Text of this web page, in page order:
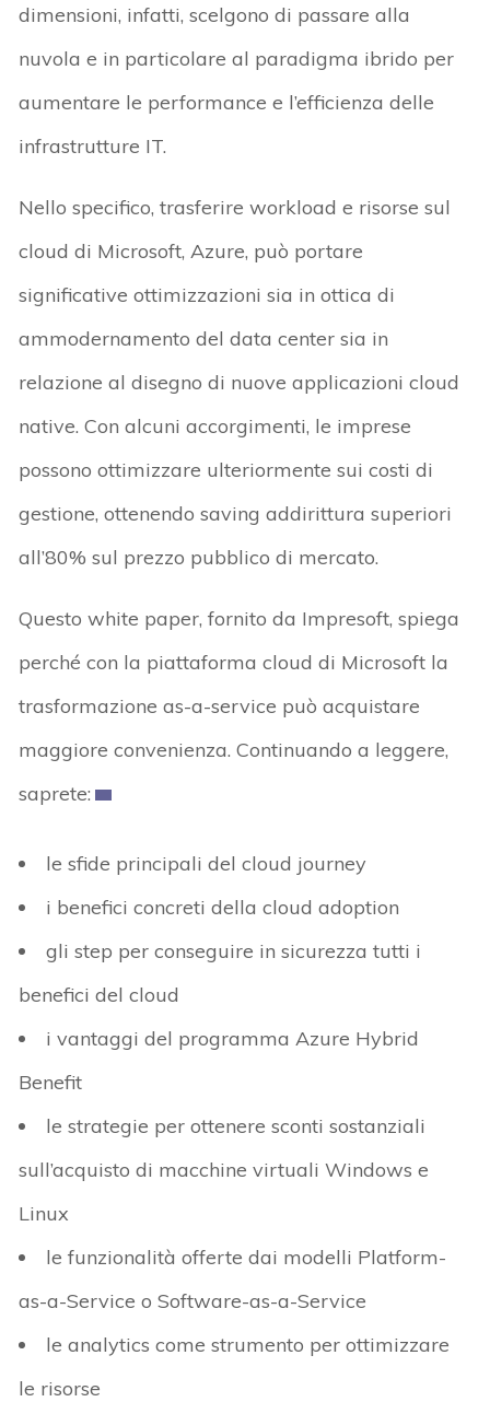
dimensioni, infatti, scelgono di passare alla
nuvola e in particolare al paradigma ibrido per
aumentare le performance e l’efficienza delle
infrastrutture IT.
Nello specifico, trasferire workload e risorse sul
cloud di Microsoft, Azure, può portare
significative ottimizzazioni sia in ottica di
ammodernamento del data center sia in
relazione al disegno di nuove applicazioni cloud
native. Con alcuni accorgimenti, le imprese
possono ottimizzare ulteriormente sui costi di
gestione, ottenendo saving addirittura superiori
all’80% sul prezzo pubblico di mercato.
Questo white paper, fornito da Impresoft, spiega
perché con la piattaforma cloud di Microsoft la
trasformazione as-a-service può acquistare
maggiore convenienza. Continuando a leggere,
saprete:
le sfide principali del cloud journey
i benefici concreti della cloud adoption
gli step per conseguire in sicurezza tutti i
benefici del cloud
i vantaggi del programma Azure Hybrid
Benefit
le strategie per ottenere sconti sostanziali
sull’acquisto di macchine virtuali Windows e
Linux
le funzionalità offerte dai modelli Platform-
as-a-Service o Software-as-a-Service
le analytics come strumento per ottimizzare
le risorse